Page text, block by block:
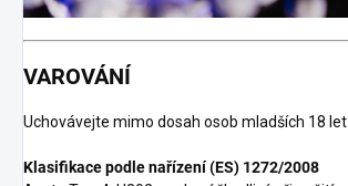
VAROVÁNÍ
Uchovávejte mimo dosah osob mladších 18 let
Klasifikace podle nařízení (ES) 1272/2008